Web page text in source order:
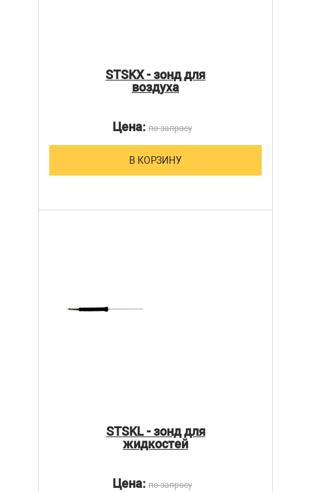
STSKX - зонд для
воздуха
Цена:по запросу
В КОРЗИНУ
STSKL - зонд для
жидкостей
Цена:по запросу